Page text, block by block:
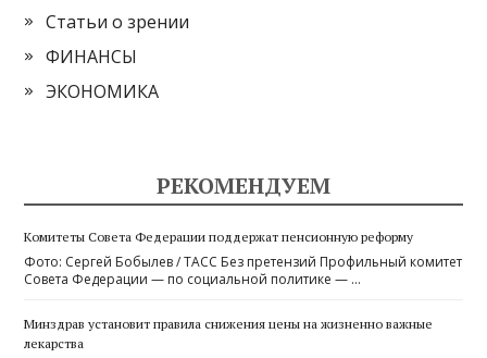
Статьи о зрении
ФИНАНСЫ
ЭКОНОМИКА
РЕКОМЕНДУЕМ
Комитеты Совета Федерации поддержат пенсионную реформу
Фото: Сергей Бобылев / ТАСС Без претензий Профильный комитет
Совета Федерации — по социальной политике — …
Минздрав установит правила снижения цены на жизненно важные
лекарства